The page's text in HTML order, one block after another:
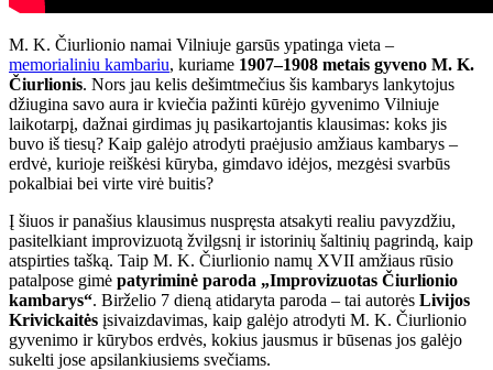
M. K. Čiurlionio namai Vilniuje garsūs ypatinga vieta –
memorialiniu kambariu, kuriame 1907–1908 metais gyveno M. K.
Čiurlionis. Nors jau kelis dešimtmečius šis kambarys lankytojus
džiugina savo aura ir kviečia pažinti kūrėjo gyvenimo Vilniuje
laikotarpį, dažnai girdimas jų pasikartojantis klausimas: koks jis
buvo iš tiesų? Kaip galėjo atrodyti praėjusio amžiaus kambarys –
erdvė, kurioje reiškėsi kūryba, gimdavo idėjos, mezgėsi svarbūs
pokalbiai bei virte virė buitis?
Į šiuos ir panašius klausimus nuspręsta atsakyti realiu pavyzdžiu,
pasitelkiant improvizuotą žvilgsnį ir istorinių šaltinių pagrindą, kaip
atspirties tašką. Taip M. K. Čiurlionio namų XVII amžiaus rūsio
patalpose gimė patyriminė paroda „Improvizuotas Čiurlionio
kambarys“. Birželio 7 dieną atidaryta paroda – tai autorės Livijos
Krivickaitės įsivaizdavimas, kaip galėjo atrodyti M. K. Čiurlionio
gyvenimo ir kūrybos erdvės, kokius jausmus ir būsenas jos galėjo
sukelti jose apsilankiusiems svečiams.